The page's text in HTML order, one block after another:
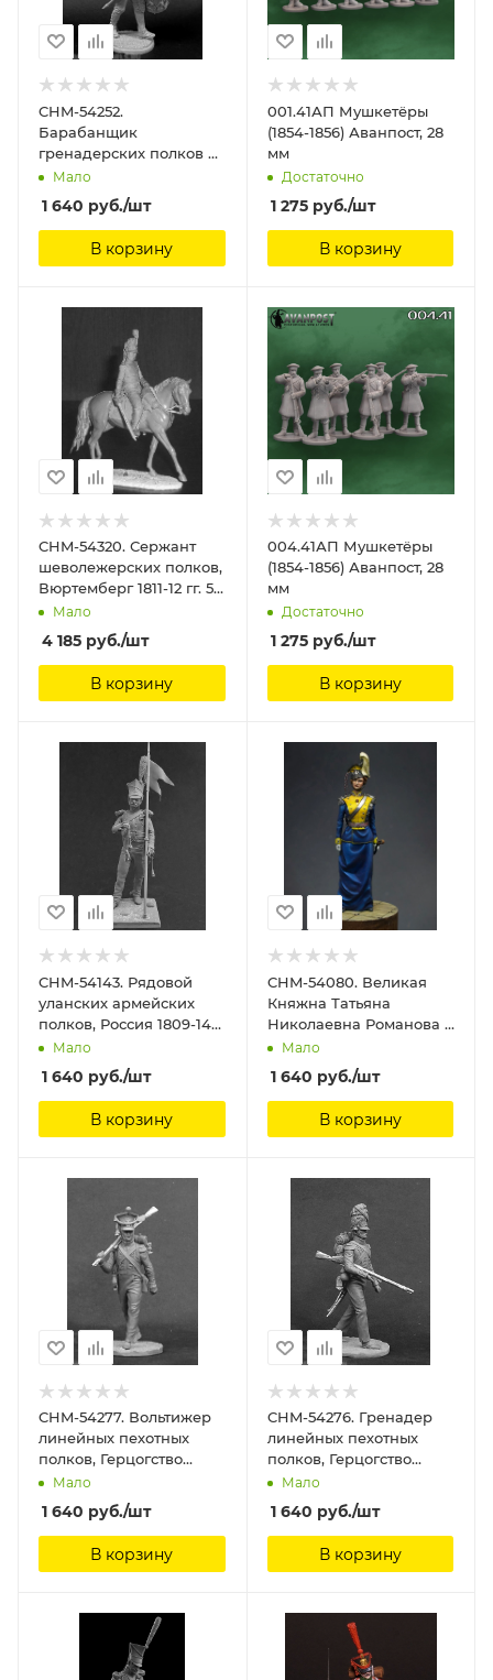
CHM-54252.
Барабанщик
гренадерских полков и
рот (2 варианта головы),
Россия 1812-14 гг. 54 мм.
Материал - смола.
Chronos Miniatures, 54
Мало
1 640 руб./шт
В корзину
001.41АП Мушкетёры
(1854-1856) Аванпост, 28
мм
Достаточно
1 275руб./шт
В корзину
CHM-54320. Сержант
шеволежерских полков,
Вюртемберг 1811-12 гг. 54
мм. Материал - смола.
Chronos Miniatures, 54
мм
Мало
4 185 руб./шт
В корзину
004.41АП Мушкетёры
(1854-1856) Аванпост, 28
мм
Достаточно
1 275руб./шт
В корзину
CHM-54143. Рядовой
уланских армейских
полков, Россия 1809-14
гг. 54 мм. Материал –
смола. Chronos
Miniatures, 54 мм
Мало
1 640 руб./шт
В корзину
CHM-54080. Великая
Княжна Татьяна
Николаевна Романова в
мундире шефа 8-го
Вознесенского
Уланского полка,
Россия 1912-14 гг. 54 мм.
Материал - смола.
Мало
1 640 руб./шт
В корзину
CHM-54277. Вольтижер
линейных пехотных
полков, Герцогство
Варшавское, 1810-14 гг.
54 мм. Материал -
смола. Chronos
Miniatures, 54 мм
Мало
1 640 руб./шт
В корзину
CHM-54276. Гренадер
линейных пехотных
полков, Герцогство
Варшавское, 1810-14 гг.
54 мм. Материал -
смола. Chronos
Miniatures, 54 мм
Мало
1 640 руб./шт
В корзину